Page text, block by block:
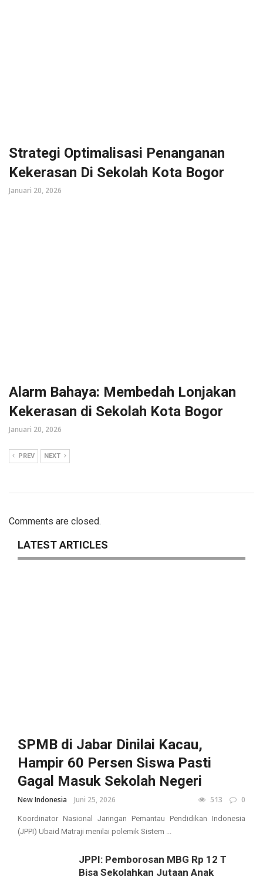
Strategi Optimalisasi Penanganan
Kekerasan Di Sekolah Kota Bogor
Januari 20, 2026
Alarm Bahaya: Membedah Lonjakan
Kekerasan di Sekolah Kota Bogor
Januari 20, 2026
PREV NEXT
Comments are closed.
LATEST ARTICLES
SPMB di Jabar Dinilai Kacau,
Hampir 60 Persen Siswa Pasti
Gagal Masuk Sekolah Negeri
New Indonesia Juni 25, 2026 513 0
Koordinator Nasional Jaringan Pemantau Pendidikan Indonesia
(JPPI) Ubaid Matraji menilai polemik Sistem ...
JPPI: Pemborosan MBG Rp 12 T
Bisa Sekolahkan Jutaan Anak